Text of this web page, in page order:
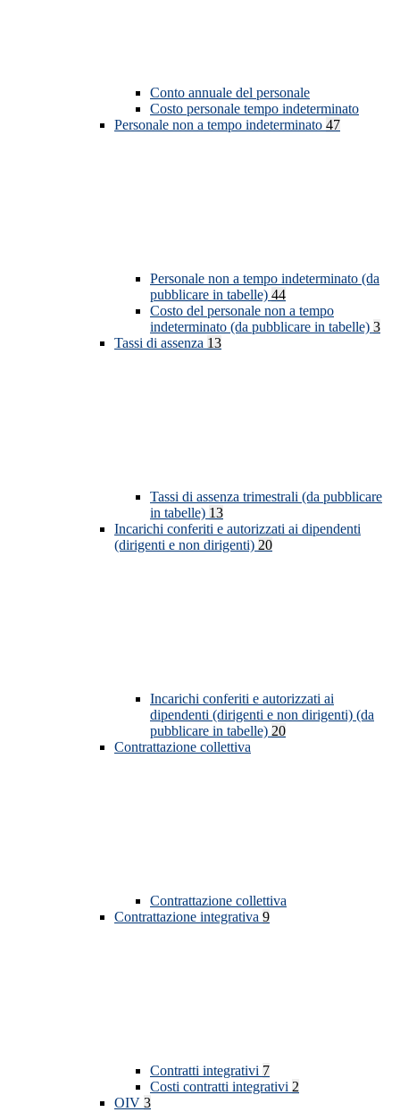
Conto annuale del personale
Costo personale tempo indeterminato
Personale non a tempo indeterminato 47
Personale non a tempo indeterminato (da
pubblicare in tabelle) 44
Costo del personale non a tempo
indeterminato (da pubblicare in tabelle) 3
Tassi di assenza 13
Tassi di assenza trimestrali (da pubblicare
in tabelle) 13
Incarichi conferiti e autorizzati ai dipendenti
(dirigenti e non dirigenti) 20
Incarichi conferiti e autorizzati ai
dipendenti (dirigenti e non dirigenti) (da
pubblicare in tabelle) 20
Contrattazione collettiva
Contrattazione collettiva
Contrattazione integrativa 9
Contratti integrativi 7
Costi contratti integrativi 2
OIV 3